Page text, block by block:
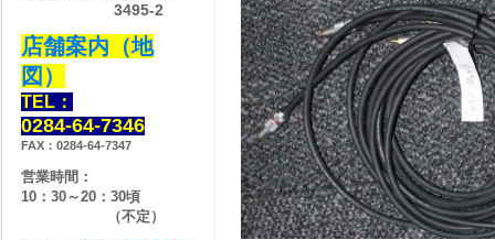
3495-2
店舗案内（地
図）
TEL：
0284-64-7346
FAX：0284-64-7347
営業時間：
10：30～20：30頃
（不定）